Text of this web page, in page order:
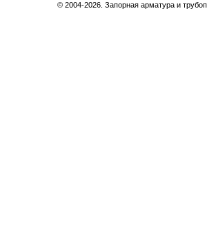
© 2004-2026. Запорная арматура и